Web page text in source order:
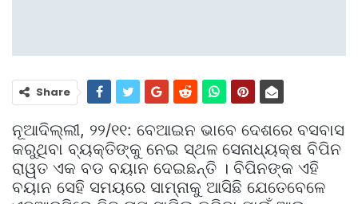
Share
ନୂଆଦିଲ୍ଲୀ, ୨୨/୧୧: ବେଆଇନ ଭାବେ ଦେଶରେ ବସବାସ
କରୁଥିବା ବ୍ୟକ୍ତିଙ୍କୁ ନେଇ ସ୍ଥଳ ସେନାଧ୍ୟକ୍ଷ ବିପିନ
ରାୱତ ଏକ ବଡ ବୟାନ ଦେଇଛନ୍ତି । ବିପିନଙ୍କ ଏହି
ବୟାନ ସେହି ସମୟରେ ସାମ୍ନାକୁ ଆସିଛି ଯେତେବେଳେ